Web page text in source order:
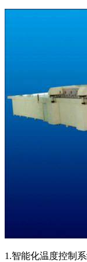
1.智能化温度控制